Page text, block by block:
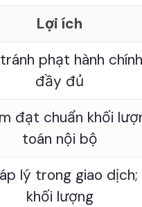
Lợi ích
phạt hành
đầy đủ
đạt chuẩn khối
toán nội bộ
lý trong giao
khối lượng